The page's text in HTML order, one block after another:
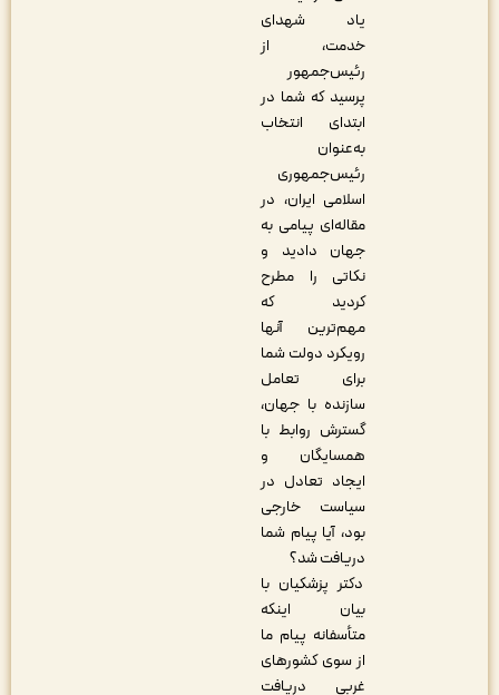
یاد شهدای
خدمت، از
رئیس‌جمهور
پرسید که شما در
ابتدای انتخاب
رئیس‌جمهوری
اسلامی ایران، در
مقاله‌ای پیامی به
جهان دادید و
نکاتی را مطرح
کردید که
مهم‌ترین آنها
رویکرد دولت شما
برای تعامل
سازنده با جهان،
گسترش روابط با
همسایگان و
ایجاد تعادل در
سیاست خارجی
بود، آیا پیام شما
دریافت شد؟
دکتر پزشکیان با
بیان اینکه
متأسفانه پیام ما
از سوی کشورهای
غربی دریافت